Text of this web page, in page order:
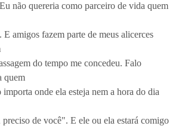
não quereria como parceiro de vida quem
amigos fazem parte de meus alicerces
do tempo me concedeu. Falo
quem
importa onde ela esteja nem a hora do dia
de você". E ele ou ela estará comigo